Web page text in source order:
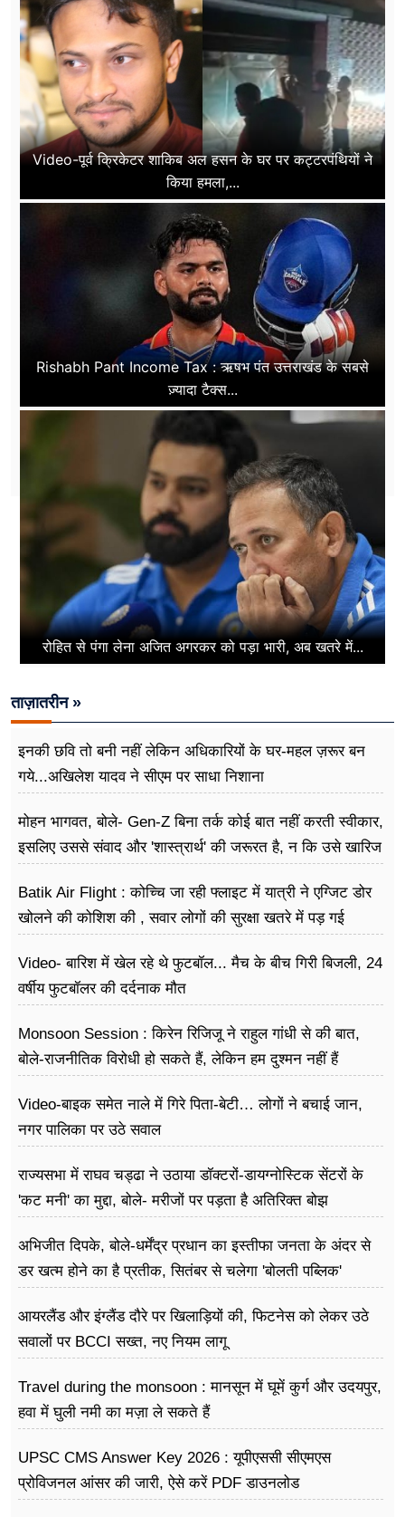
Video-पूर्व क्रिकेटर शाकिब अल हसन के घर पर कट्टरपंथियों ने
किया हमला,...
Rishabh Pant Income Tax : ऋषभ पंत उत्तराखंड के सबसे
ज़्यादा टैक्स...
रोहित से पंगा लेना अजित अगरकर को पड़ा भारी, अब खतरे में...
ताज़ातरीन »
इनकी छवि तो बनी नहीं लेकिन अधिकारियों के घर-महल ज़रूर बन
गये...अखिलेश यादव ने सीएम पर साधा​ निशाना
मोहन भागवत, बोले- Gen-Z बिना तर्क कोई बात नहीं करती स्वीकार,
इसलिए उससे संवाद और 'शास्त्रार्थ' की जरूरत है, न कि उसे खारिज
Batik Air Flight : कोच्चि जा रही फ्लाइट में यात्री ने एग्जिट डोर
खोलने की कोशिश की , सवार लोगों की सुरक्षा खतरे में पड़ गई
Video- बारिश में खेल रहे थे फुटबॉल... मैच के बीच गिरी बिजली, 24
वर्षीय फुटबॉलर की दर्दनाक मौत
Monsoon Session : किरेन रिजिजू ने राहुल गांधी से की बात,
बोले-राजनीतिक विरोधी हो सकते हैं, लेकिन हम दुश्मन नहीं हैं
Video-बाइक समेत नाले में गिरे पिता-बेटी… लोगों ने बचाई जान,
नगर पालिका पर उठे सवाल
राज्यसभा में राघव चड्ढा ने उठाया डॉक्टरों-डायग्नोस्टिक सेंटरों के
'कट मनी' का मुद्दा, बोले- मरीजों पर पड़ता है अ​तिरिक्त बोझ
अभिजीत दिपके, बोले-धर्मेंद्र प्रधान का इस्तीफा जनता के अंदर से
डर खत्म होने का है प्रतीक, सितंबर से चलेगा 'बोलती पब्लिक'
आयरलैंड और इंग्लैंड दौरे पर खिलाड़ियों की, फिटनेस को लेकर उठे
सवालों पर BCCI सख्त, नए नियम लागू
Travel during the monsoon : मानसून में घूमें कुर्ग और उदयपुर,
हवा में घुली नमी का मज़ा ले सकते हैं
UPSC CMS Answer Key 2026 : यूपीएससी सीएमएस
प्रोविजनल आंसर की जारी, ऐसे करें PDF डाउनलोड